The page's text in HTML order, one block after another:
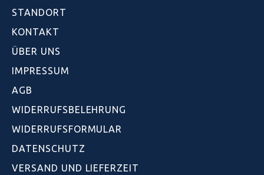
STANDORT
KONTAKT
ÜBER UNS
IMPRESSUM
AGB
WIDERRUFSBELEHRUNG
WIDERRUFSFORMULAR
DATENSCHUTZ
VERSAND UND LIEFERZEIT